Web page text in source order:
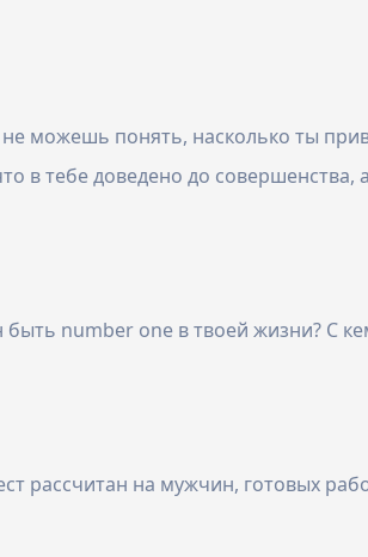
можешь понять, насколько ты
в тебе доведено до совершенства,
number one в твоей жизни? С
рассчитан на мужчин, готовых